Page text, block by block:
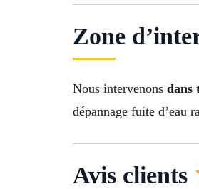
Zone
Nous intervenons dans
dépannage fuite d’eau
Avis clients